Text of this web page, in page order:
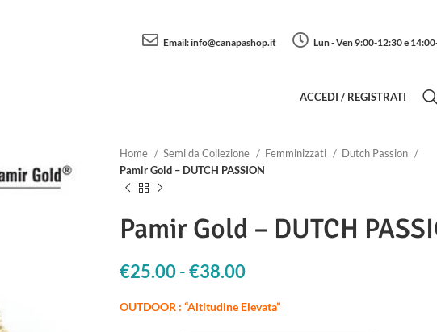
Email:info@canapashop.it Lun - Ven 9:00-12:30 e
ACCEDI / REGISTRATI
Home Semi da Collezione Femminizzati
Dutch Passion
Pamir Gold – DUTCH PASSION
Pamir Gold – DUTCH
€25.00-€38.00
OUTDOOR : “Altitudine Elevata”